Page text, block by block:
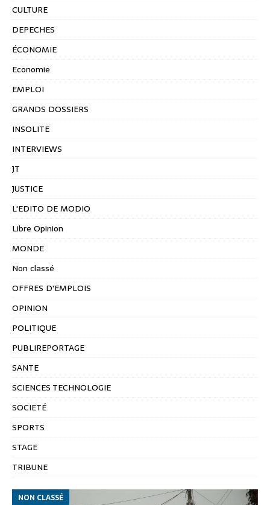
CULTURE
DEPECHES
ÉCONOMIE
Economie
EMPLOI
GRANDS DOSSIERS
INSOLITE
INTERVIEWS
JT
JUSTICE
L'EDITO DE MODIO
Libre Opinion
MONDE
Non classé
OFFRES D'EMPLOIS
OPINION
POLITIQUE
PUBLIREPORTAGE
SANTE
SCIENCES TECHNOLOGIE
SOCIETÉ
SPORTS
STAGE
TRIBUNE
NON CLASSÉ